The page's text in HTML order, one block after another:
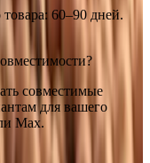
60–90 дней.
совместимые
для вашего
Max.